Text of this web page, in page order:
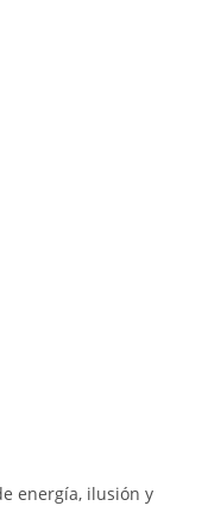
energía, ilusión y